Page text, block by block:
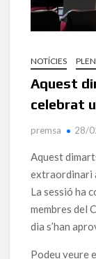
NOTÍCIES
Aquest
celebrat
premsa 28/
Aquest
extraordinari
La sessió ha
membres del
dia s’han
Podeu veure